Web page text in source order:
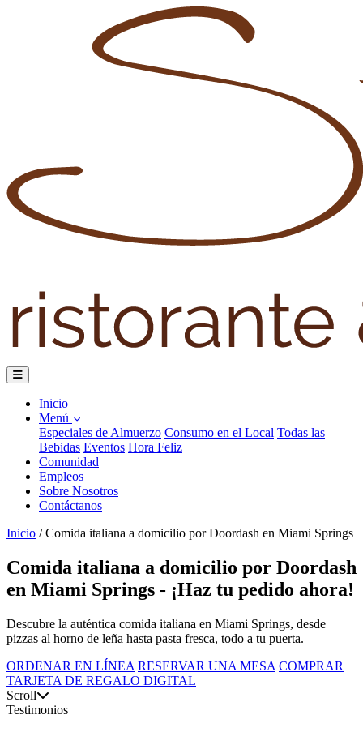
Inicio
Menú
Especiales de Almuerzo Consumo en el Local Todas las
Bebidas Eventos Hora Feliz
Comunidad
Empleos
Sobre Nosotros
Contáctanos
Inicio / Comida italiana a domicilio por Doordash en Miami Springs
Comida italiana a domicilio por Doordash
en Miami Springs - ¡Haz tu pedido ahora!
Descubre la auténtica comida italiana en Miami Springs, desde
pizzas al horno de leña hasta pasta fresca, todo a tu puerta.
ORDENAR EN LÍNEA RESERVAR UNA MESA COMPRAR
TARJETA DE REGALO DIGITAL
Scroll
Testimonios